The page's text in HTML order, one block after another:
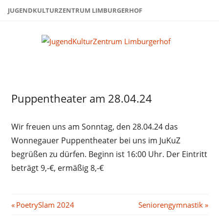
ZumJUGENDKULTURZENTRUM LIMBURGERHOF
Puppentheater am 28.04.24
Wir freuen uns am Sonntag, den 28.04.24 das
Wonnegauer Puppentheater bei uns im JuKuZ
begrüßen zu dürfen. Beginn ist 16:00 Uhr. Der Eintritt
beträgt 9,-€, ermäßig 8,-€
Beitragsnavigation
Vorheriger
PoetrySlam 2024
Nächster
Seniorengymnastik